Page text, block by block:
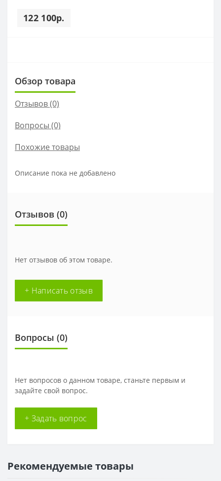
122 100р.
Обзор товара
Отзывов (0)
Вопросы (0)
Похожие товары
Описание пока не добавлено
Отзывов (0)
Нет отзывов об этом товаре.
+ Написать отзыв
Вопросы (0)
Нет вопросов о данном товаре, станьте первым и
задайте свой вопрос.
+ Задать вопрос
Рекомендуемые товары